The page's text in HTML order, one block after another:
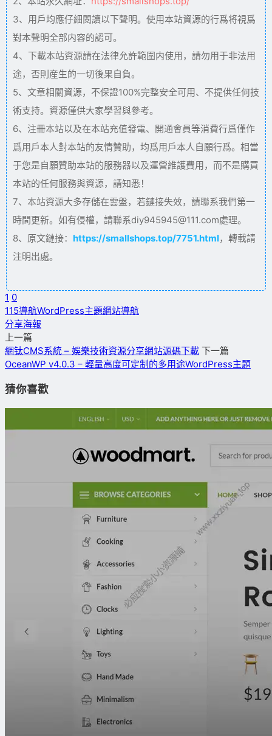
3、用戶均應仔細閱讀以下聲明。使用本站資源的行爲将視爲
對本聲明全部内容的認可。
4、下載本站資源請在法律允許範圍内使用，請勿用于非法用
途，否則産生的一切後果自負。
5、文章相關資源，不保證100%完整安全可用、不提供任何技
術支持。資源僅供大家學習與參考。
6、注冊本站以及在本站充值發電、開通會員等消費行爲僅作
爲用戶本人對本站的友情贊助，均爲用戶本人自願行爲。相當
于您是自願贊助本站的服務器以及運營維護費用，而不是購買
本站的任何服務與資源，請知悉！
7、本站資源大多存儲在雲盤，若鏈接失效，請聯系我們第一
時間更新。如有侵權，請聯系diy945945@111.com處理。
8、原文鏈接： https://smallshops.top/7751.html，轉載請
注明出處。
1 0
115導航WordPress主題網站導航
分享海報
上一篇
網钛CMS系統 – 娛樂技術資源分享網站源碼下載 下一篇
OceanWP v4.0.3 – 輕量高度可定制的多用途WordPress主題
猜你喜歡